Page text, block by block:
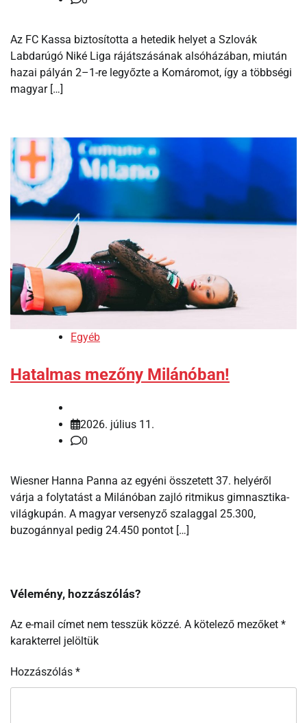
Az FC Kassa biztosította a hetedik helyet a Szlovák
Labdarúgó Niké Liga rájátszásának alsóházában, miután
hazai pályán 2–1-re legyőzte a Komáromot, így a többségi
magyar […]
Egyéb
Hatalmas mezőny Milánóban!
2026. július 11.
0
Wiesner Hanna Panna az egyéni összetett 37. helyéről
várja a folytatást a Milánóban zajló ritmikus gimnasztika-
világkupán. A magyar versenyző szalaggal 25.300,
buzogánnyal pedig 24.450 pontot […]
Vélemény, hozzászólás?
Az e-mail címet nem tesszük közzé. A kötelező mezőket *
karakterrel jelöltük
Hozzászólás *